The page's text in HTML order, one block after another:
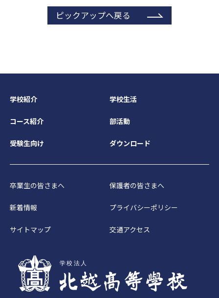
ピックアップへ戻る
学校紹介 学校生活
コース紹介 部活動
受験生向け ダウンロード
卒業生の皆さまへ 保護者の皆さまへ
新着情報 プライバシーポリシー
サイトマップ 交通アクセス